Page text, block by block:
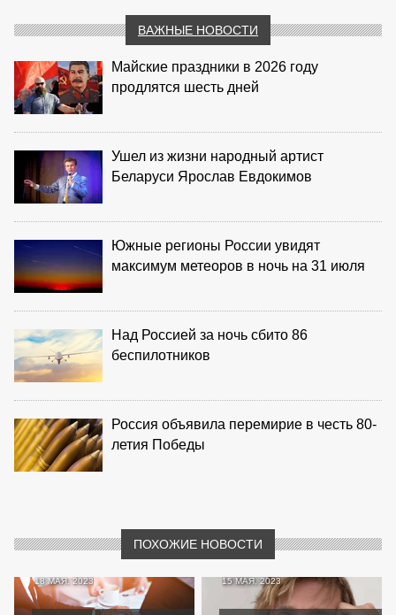
ВАЖНЫЕ НОВОСТИ
Майские праздники в 2026 году
продлятся шесть дней
Ушел из жизни народный артист
Беларуси Ярослав Евдокимов
Южные регионы России увидят
максимум метеоров в ночь на 31 июля
Над Россией за ночь сбито 86
беспилотников
Россия объявила перемирие в честь 80-
летия Победы
ПОХОЖИЕ НОВОСТИ
18 МАЯ, 2023 15 МАЯ, 2023